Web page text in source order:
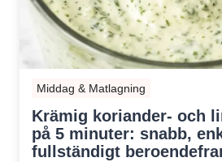
Middag & Matlagning
Krämig koriander- och
på 5 minuter: snabb,
fullständigt